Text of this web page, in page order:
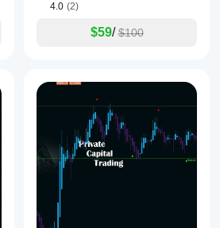
4.0 (2)
$59/ $100